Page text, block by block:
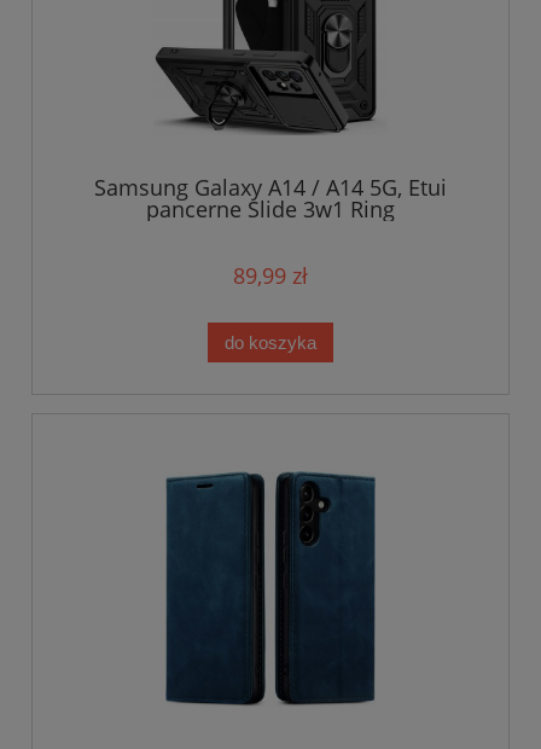
Samsung Galaxy A14 / A14 5G, Etui
pancerne Slide 3w1 Ring
89,99 zł
do koszyka